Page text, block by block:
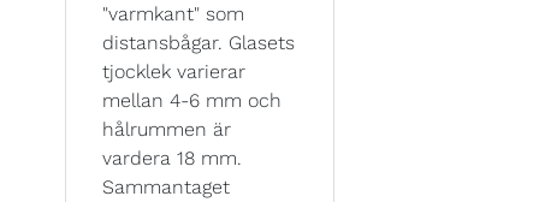
"varmkant" som
distansbågar. Glasets
tjocklek varierar
mellan 4-6 mm och
hålrummen är
vardera 18 mm.
Sammantaget